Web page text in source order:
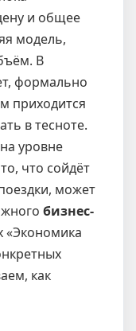
и общее
модель,
В
формально
приходится
в тесноте.
уровне
что сойдёт
может
бизнес-
«Экономика
как